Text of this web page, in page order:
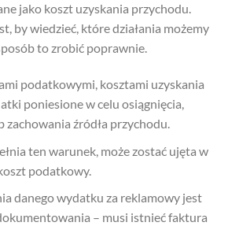
jako koszt uzyskania przychodu.
by wiedzieć, które działania możemy
to zrobić poprawnie.
podatkowymi, kosztami uzyskania
poniesione w celu osiągnięcia,
zachowania źródła przychodu.
ten warunek, może zostać ujęta w
podatkowy.
danego wydatku za reklamowy jest
– musi istnieć faktura